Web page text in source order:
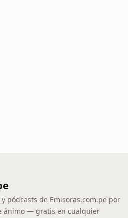
pódcasts de Emisoras.com.pe por
ánimo — gratis en cualquier